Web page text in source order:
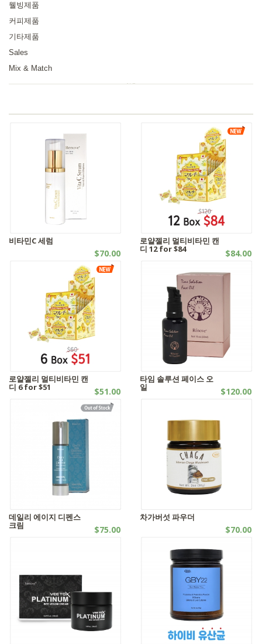
웰빙제품
커피제품
기타제품
Sales
Mix & Match
비타민C 세럼
$70.00
로얄젤리 멀티비타민 캔
디 12 for $84 $84.00
로얄젤리 멀티비타민 캔
디 6 for $51 $51.00
타임 솔루션 페이스 오
일 $120.00
데일리 에이지 디펜스
크림 $75.00
차가버섯 파우더
$70.00